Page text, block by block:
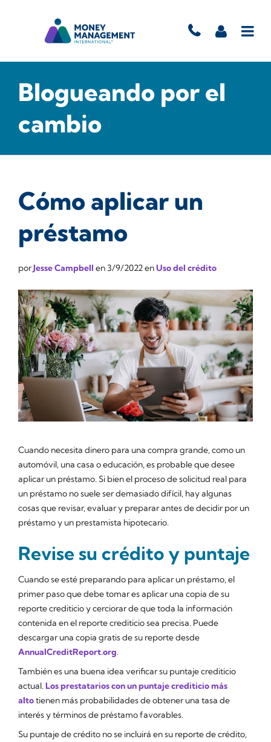
Blogueando por el
cambio
Cómo aplicar un
préstamo
porJesse Campbell en3/9/2022enUso del crédito
Cuando necesita dinero para una compra grande, como un
automóvil, una casa o educación, es probable que desee
aplicar un préstamo. Si bien el proceso de solicitud real para
un préstamo no suele ser demasiado difícil, hay algunas
cosas que revisar, evaluar y preparar antes de decidir por un
préstamo y un prestamista hipotecario.
Revise su crédito y puntaje
Cuando se esté preparando para aplicar un préstamo, el
primer paso que debe tomar es aplicar una copia de su
reporte crediticio y cerciorar de que toda la información
contenida en el reporte crediticio sea precisa. Puede
descargar una copia gratis de su reporte desde
AnnualCreditReport.org.
También es una buena idea verificar su puntaje crediticio
actual.Los prestatarios con un puntaje crediticio más
altotienen más probabilidades de obtener una tasa de
interés y términos de préstamo favorables.
Su puntaje de crédito no se incluirá en su reporte de crédito,